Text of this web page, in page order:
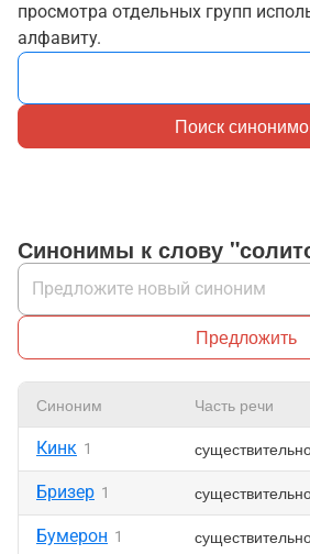
просмотра отдельных групп
алфавиту.
Поиск
Синонимы к слову
Предложить
Синоним Часть речи
Кинк 1
Бризер 1
Бумерон 1